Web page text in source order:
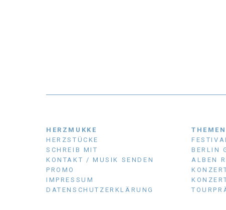
HERZMUKKE
HERZSTÜCKE
SCHREIB MIT
KONTAKT / MUSIK SENDEN
PROMO
IMPRESSUM
DATENSCHUTZERKLÄRUNG
THEMEN
BERLIN
ALBEN